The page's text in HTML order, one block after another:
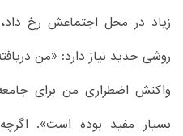
زیاد در محل اجتماعش رخ
روشی جدید نیاز دارد: «من
واکنش اضطراری من برای
بسیار مفید بوده است».